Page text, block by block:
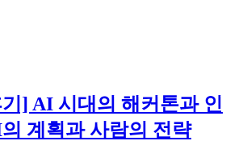
] AI 시대의 해커톤과 인
계획과 사람의 전략